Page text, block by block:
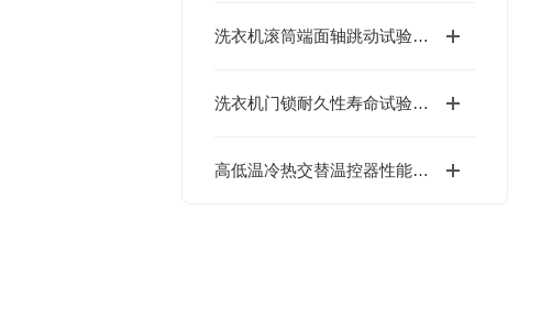
洗衣机滚筒端面轴跳动试验机GB 4706.24
洗衣机门锁耐久性寿命试验机GB 4706.24
高低温冷热交替温控器性能检测台EN 60730-1